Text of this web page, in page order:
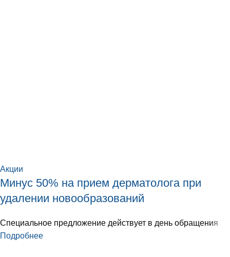
Акции
Минус 50% на прием дерматолога при
удалении новообразований
Специальное предложение действует в день обращения
Подробнее